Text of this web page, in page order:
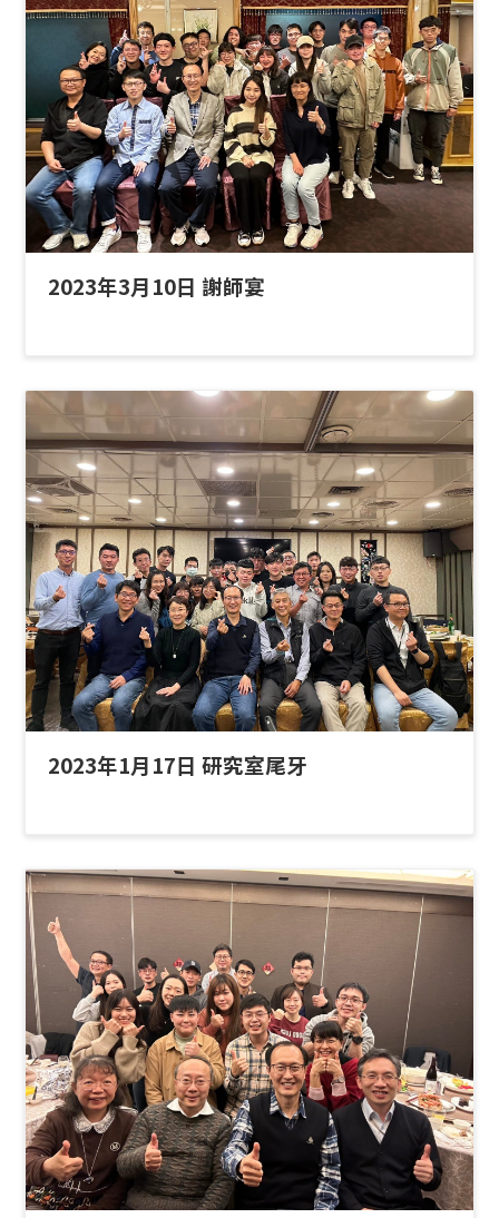
2023年3月10日 謝師宴
2023年1月17日 研究室尾牙